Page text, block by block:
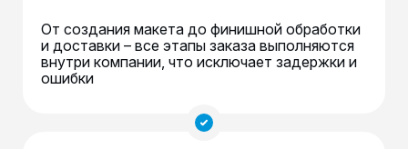
От создания макета до финишной обработки
и доставки – все этапы заказа выполняются
внутри компании, что исключает задержки и
ошибки